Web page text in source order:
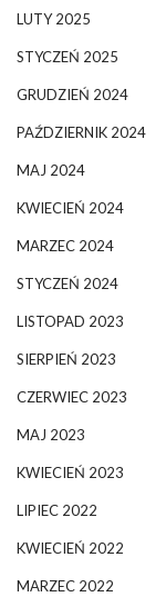
LUTY 2025
STYCZEŃ 2025
GRUDZIEŃ 2024
PAŹDZIERNIK 2024
MAJ 2024
KWIECIEŃ 2024
MARZEC 2024
STYCZEŃ 2024
LISTOPAD 2023
SIERPIEŃ 2023
CZERWIEC 2023
MAJ 2023
KWIECIEŃ 2023
LIPIEC 2022
KWIECIEŃ 2022
MARZEC 2022